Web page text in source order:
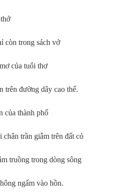
còn trong sách vở
của tuổi thơ
trên đường dây cao thế.
của thành phố
chân trần giẫm trên đất cỏ
truồng trong dòng sông
ngấm vào hồn.